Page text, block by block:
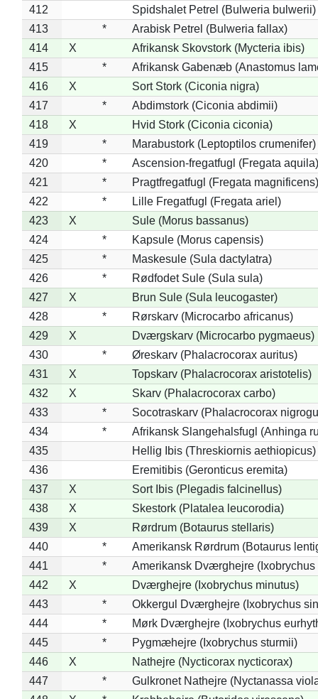
412
Spidshalet Petrel (Bulweria bulwerii)
413
*
Arabisk Petrel (Bulweria fallax)
414
X
Afrikansk Skovstork (Mycteria ibis)
415
*
Afrikansk Gabenæb (Anastomus
416
X
Sort Stork (Ciconia nigra)
417
*
Abdimstork (Ciconia abdimii)
418
X
Hvid Stork (Ciconia ciconia)
419
*
Marabustork (Leptoptilos crumenifer)
420
*
Ascension-fregatfugl (Fregata aquila)
421
*
Pragtfregatfugl (Fregata magnificens)
422
*
Lille Fregatfugl (Fregata ariel)
423
X
Sule (Morus bassanus)
424
*
Kapsule (Morus capensis)
425
*
Maskesule (Sula dactylatra)
426
*
Rødfodet Sule (Sula sula)
427
X
Brun Sule (Sula leucogaster)
428
*
Rørskarv (Microcarbo africanus)
429
X
Dværgskarv (Microcarbo pygmaeus)
430
*
Øreskarv (Phalacrocorax auritus)
431
X
Topskarv (Phalacrocorax aristotelis)
432
X
Skarv (Phalacrocorax carbo)
433
*
Socotraskarv (Phalacrocorax
434
*
Afrikansk Slangehalsfugl (Anhinga
435
Hellig Ibis (Threskiornis aethiopicus)
436
Eremitibis (Geronticus eremita)
437
X
Sort Ibis (Plegadis falcinellus)
438
X
Skestork (Platalea leucorodia)
439
X
Rørdrum (Botaurus stellaris)
440
*
Amerikansk Rørdrum (Botaurus
441
*
Amerikansk Dværghejre (Ixobrychus
442
X
Dværghejre (Ixobrychus minutus)
443
*
Okkergul Dværghejre (Ixobrychus
444
*
Mørk Dværghejre (Ixobrychus
445
*
Pygmæhejre (Ixobrychus sturmii)
446
X
Nathejre (Nycticorax nycticorax)
447
*
Gulkronet Nathejre (Nyctanassa